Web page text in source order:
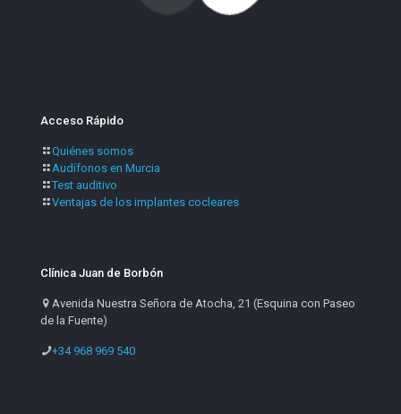
Acceso Rápido
Quiénes somos
Audífonos en Murcia
Test auditivo
Ventajas de los implantes cocleares
Clínica Juan de Borbón
Avenida Nuestra Señora de Atocha, 21 (Esquina con Paseo
de la Fuente)
+34 968 969 540